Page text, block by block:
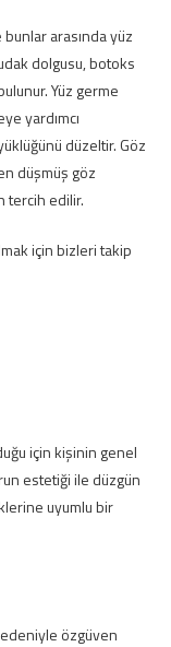
arasında yüz
dolgusu, botoks
Yüz germe
yardımcı
düzeltir. Göz
düşmüş göz
tercih edilir.
için bizleri takip
için kişinin genel
estetiği ile düzgün
uyumlu bir
özgüven